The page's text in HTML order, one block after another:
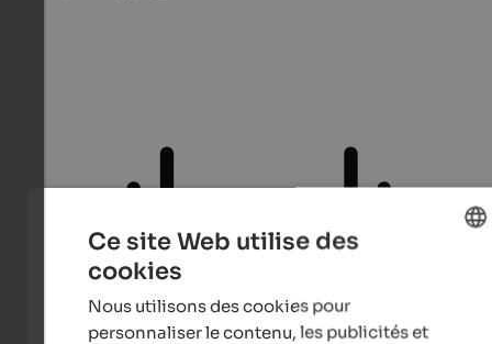
Ce site Web utilise des
cookies
Nous utilisons des cookies pour
personnaliser le contenu, les publicités et